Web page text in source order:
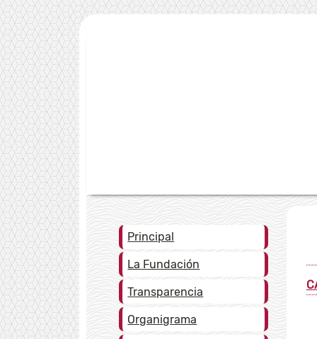
Principal
La Fundación
Transparencia
Organigrama